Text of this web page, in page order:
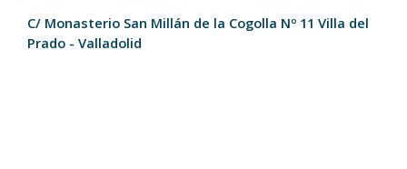
C/ Monasterio San Millán de la Cogolla Nº 11 Villa del
Prado - Valladolid